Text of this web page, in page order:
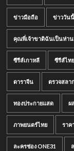
ข่าวมือถือ ข่าววันนี้
คุณพี่เจ้าขาดิฉันเป็นห่าน
ซีรีส์เกาหลี ซีรีส์ไทย
ดาราจีน ตรวจสลา
ทองประกายแสด ผ
ภาพยนตร์ไทย ราค
ละครช่อง ONE31